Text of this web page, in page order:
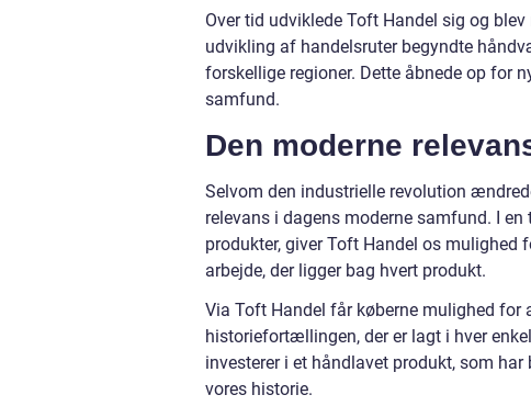
Over tid udviklede Toft Handel sig og
udvikling af handelsruter begyndte
forskellige regioner. Dette åbnede op for
samfund.
Den moderne
Selvom den industrielle revolution
relevans i dagens moderne samfund. I
produkter, giver Toft Handel os
arbejde, der ligger bag hvert produkt.
Via Toft Handel får køberne mulighed for
historiefortællingen, der er lagt i hver
investerer i et håndlavet produkt, som
vores historie.